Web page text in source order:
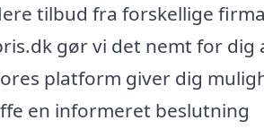
tilbud fra forskellige
gør vi det nemt for dig
platform giver dig
en informeret beslutning